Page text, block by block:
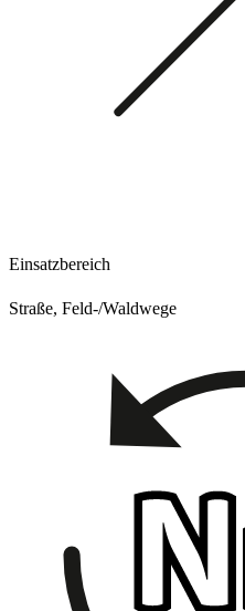
Einsatzbereich
Straße, Feld-/Waldwege